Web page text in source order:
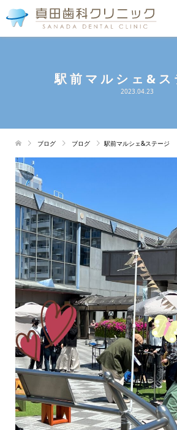
駅前マルシェ&ス
2023.04.23
ブログ ブログ 駅前マルシェ&ステージ